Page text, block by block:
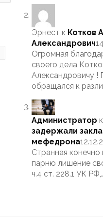
Эрнест к Котков
Александрович
Огромная
своего дела
Александровичу !
обращался к
Администратор к
задержали
мефедрона
Странная конечно
парню лишение
ч.4 ст. 228.1 УК